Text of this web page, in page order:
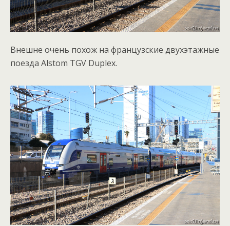
Внешне очень похож на французские двухэтажные
поезда Alstom TGV Duplex.